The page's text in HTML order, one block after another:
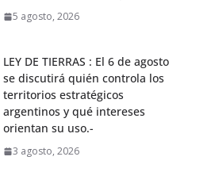
5 agosto, 2026
LEY DE TIERRAS : El 6 de agosto
se discutirá quién controla los
territorios estratégicos
argentinos y qué intereses
orientan su uso.-
3 agosto, 2026